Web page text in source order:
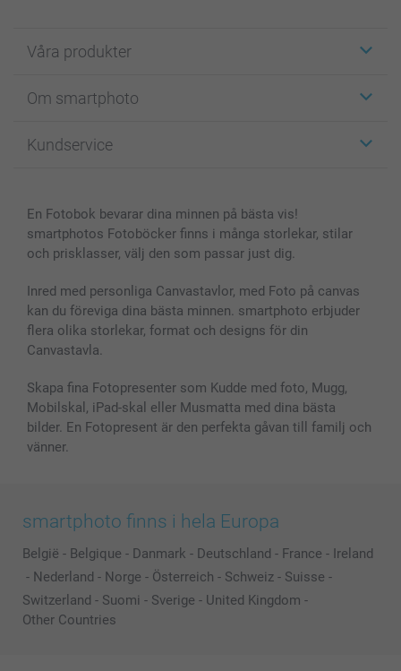
Våra produkter
Fotokort
Fotoböcker
Skal till Mobil & Surfplatta
MyNameBook
Fotoramar & Tillbehör
Presentkort
Alla fotoprodukter
Om smartphoto
För affiliates
Sitemap
Villkor och garantier
Kundservice
smartbonus
Priser & betalning
En Fotobok bevarar dina minnen på bästa vis!
smartphotos Fotoböcker finns i många storlekar, stilar
och prisklasser, välj den som passar just dig.
Inred med personliga Canvastavlor, med Foto på canvas
kan du föreviga dina bästa minnen. smartphoto erbjuder
flera olika storlekar, format och designs för din
Canvastavla.
Skapa fina Fotopresenter som Kudde med foto, Mugg,
Mobilskal, iPad-skal eller Musmatta med dina bästa
bilder. En Fotopresent är den perfekta gåvan till familj och
vänner.
smartphoto finns i hela Europa
België - Belgique - Danmark - Deutschland - France - Ireland
- Nederland - Norge - Österreich - Schweiz - Suisse -
Switzerland - Suomi - Sverige - United Kingdom -
Other Countries